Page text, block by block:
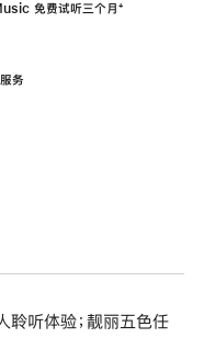
免费试听三个月 ‍脚
‍⁺
务
聆听体验；靓丽五色任